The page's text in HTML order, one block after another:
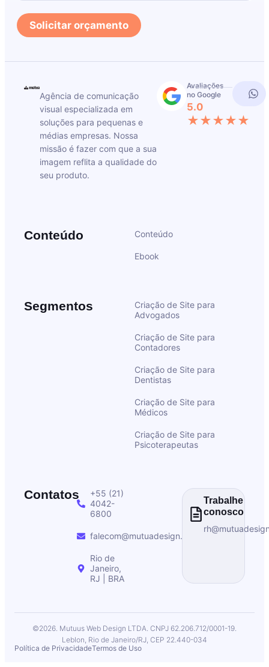
Solicitar orçamento
Agência de comunicação
visual especializada em
soluções para pequenas e
médias empresas. Nossa
missão é fazer com que a sua
imagem reflita a qualidade do
seu produto.
Avaliações
no Google
5.0
★★★★★
Conteúdo Conteúdo
Ebook
Segmentos
Criação de Site para
Advogados
Criação de Site para
Contadores
Criação de Site para
Dentistas
Criação de Site para
Médicos
Criação de Site para
Psicoterapeutas
Contatos
+55 (21)
4042-
6800
falecom@mutuadesign.com
Rio de
Janeiro,
RJ | BRA
Trabalhe
conosco
©2026. Mutuus Web Design LTDA. CNPJ 62.206.712/0001-19.
Leblon, Rio de Janeiro/RJ, CEP 22.440-034
Política de PrivacidadeTermos de Uso